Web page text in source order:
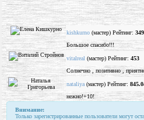
kishkurno (мастер) Рейтинг:
Большое спасибо!!!
vitalreal (мастер) Рейтинг: 453
Солнечно , позитивно ,
nataliya (мастер) Рейтинг:
нежно!+10!
Внимание:
Только зарегистрированные пользователи могут